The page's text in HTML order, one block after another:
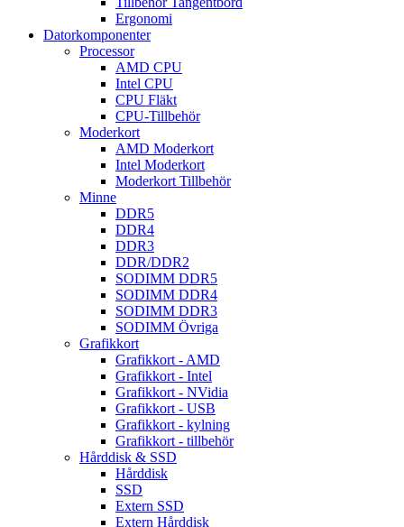
Ergonomi
Datorkomponenter
Processor
AMD CPU
Intel CPU
CPU Fläkt
CPU-Tillbehör
Moderkort
AMD Moderkort
Intel Moderkort
Moderkort Tillbehör
Minne
DDR5
DDR4
DDR3
DDR/DDR2
SODIMM DDR5
SODIMM DDR4
SODIMM DDR3
SODIMM Övriga
Grafikkort
Grafikkort - AMD
Grafikkort - Intel
Grafikkort - NVidia
Grafikkort - USB
Grafikkort - kylning
Grafikkort - tillbehör
Hårddisk & SSD
Hårddisk
SSD
Extern SSD
Extern Hårddisk